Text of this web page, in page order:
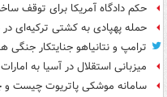
حکم دادگاه آمریکا برای توقف
حمله پهپادی به کشتی ترکیه‌ای در
ترامپ و نتانیاهو جنایتکار جنگی
میزبانی استقلال در آسیا به
سامانه موشکی پاتریوت چیست و